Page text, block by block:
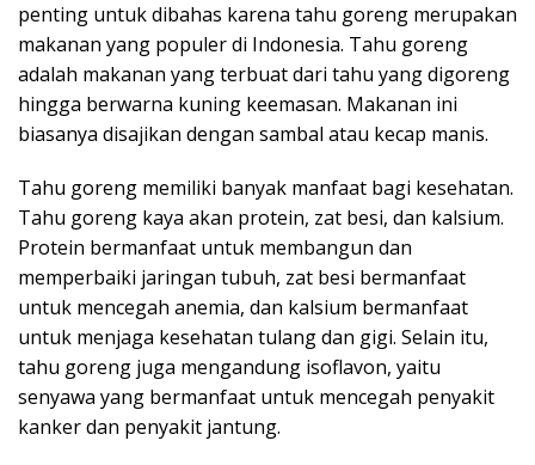
penting untuk dibahas karena tahu goreng merupakan
makanan yang populer di Indonesia. Tahu goreng
adalah makanan yang terbuat dari tahu yang digoreng
hingga berwarna kuning keemasan. Makanan ini
biasanya disajikan dengan sambal atau kecap manis.
Tahu goreng memiliki banyak manfaat bagi kesehatan.
Tahu goreng kaya akan protein, zat besi, dan kalsium.
Protein bermanfaat untuk membangun dan
memperbaiki jaringan tubuh, zat besi bermanfaat
untuk mencegah anemia, dan kalsium bermanfaat
untuk menjaga kesehatan tulang dan gigi. Selain itu,
tahu goreng juga mengandung isoflavon, yaitu
senyawa yang bermanfaat untuk mencegah penyakit
kanker dan penyakit jantung.